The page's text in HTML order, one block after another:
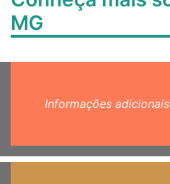
MG
Informações adicionais